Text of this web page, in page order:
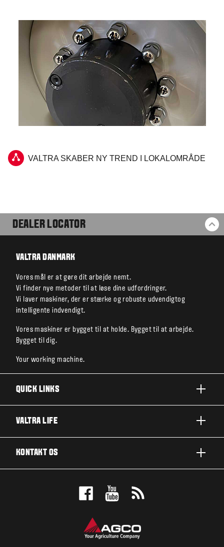
VALTRA SKABER NY TREND I LOKALOMRÅDE
DEALER LOCATOR
VALTRA DANMARK
Vores mål er at gøre dit arbejde nemt.
Vi finder nye metoder til at løse dine udfordringer.
Vi laver maskiner, der er stærke og robuste udvendigtog
intelligente indvendigt.
Vores maskiner er bygget til at holde. Bygget til at arbejde.
Bygget til dig.
Your working machine.
QUICK LINKS
TEKNOLOGILØSNINGER
VALTRA LIFE
KONTAKT OS